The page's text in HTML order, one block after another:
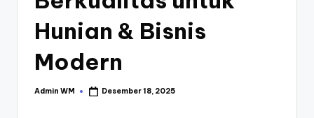
Hunian & Bisnis
Modern
Posted
Admin WM Desember 18, 2025